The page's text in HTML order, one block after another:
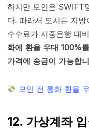
하지만 모인은 SWIFT
다. 따라서 도시든 지
수수료가 시중은행 대
화에 환율 우대 100%
가격에 송금이 가능합
모인 전 통화 환율
12. 가상계좌